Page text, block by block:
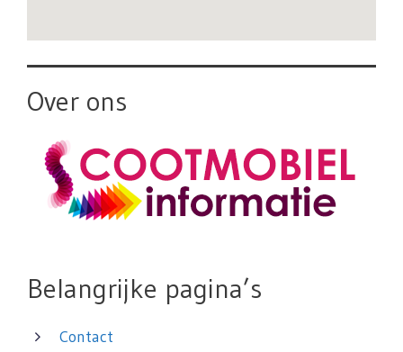
Over ons
Belangrijke pagina’s
Contact